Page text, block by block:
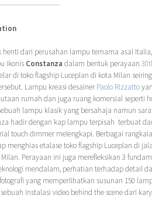
henti dari perusahan lampu ternama asal
ikonis Constanza dalam bentuk perayaan 30
di toko flagship Luceplan di kota Milan
Lampu kreasi desainer Paolo Rizzatto
rumah dan juga ruang komersial seperti
lampu klasik yang bersahaja namun
hadir dengan kap lampu terpisah terbuat
touch dimmer melengkapi. Berbagai
menghias etalase toko flagship Luceplan di
Perayaan ini juga merefleksikan 3
mendalam, perhatian terhadap detail
yang memperlihatkan susunan 150
instalasi video behind the scene dari